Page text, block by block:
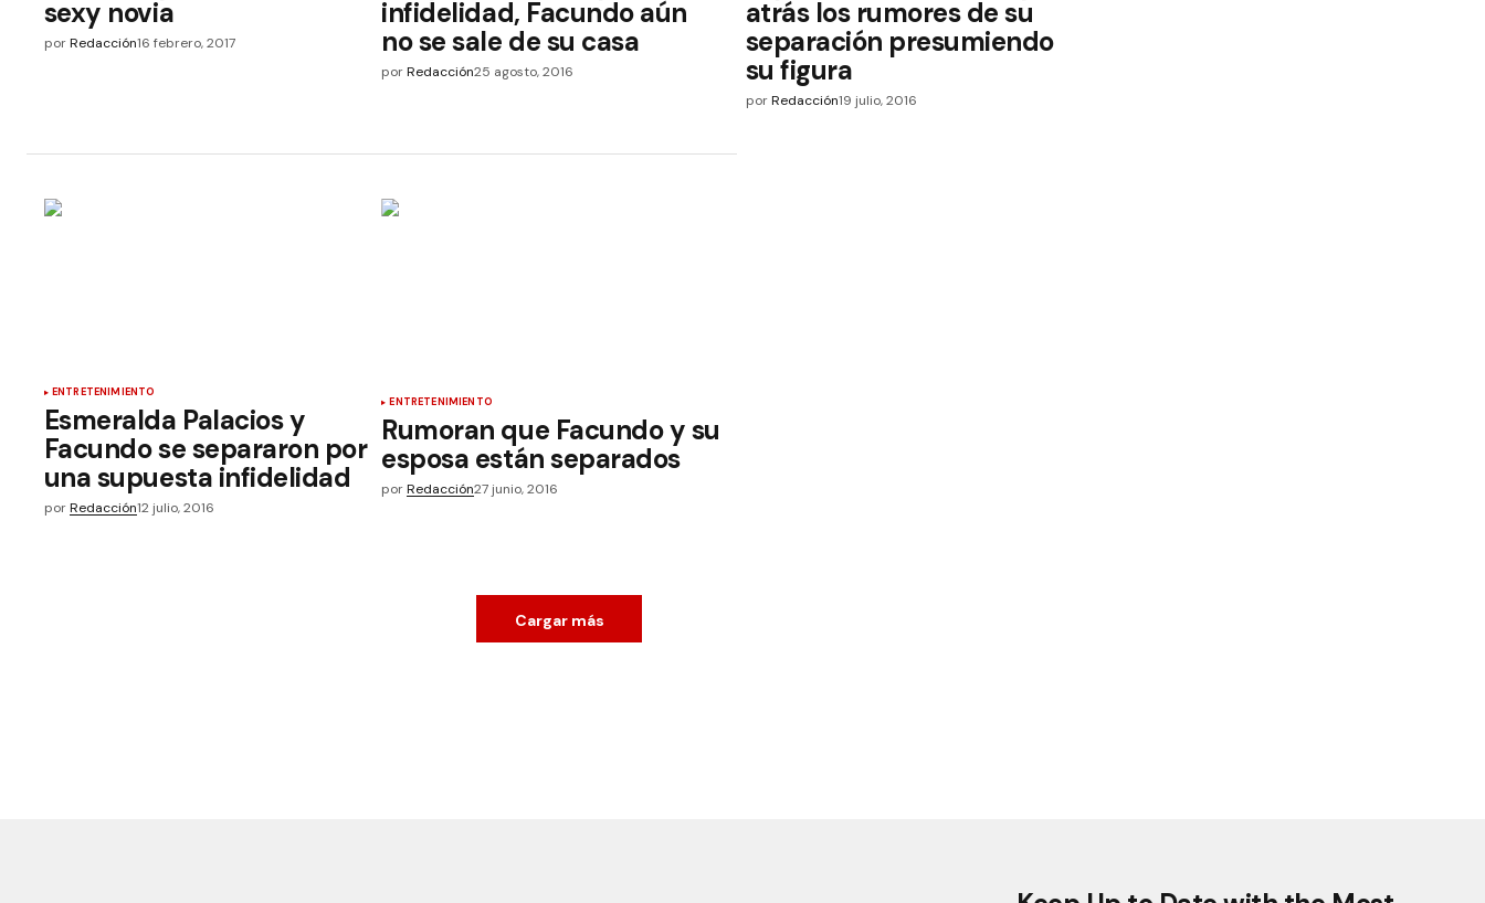
sexy novia
porRedacción16 febrero, 2017
infidelidad, Facundo aún
no se sale de su casa
por Redacción25 agosto, 2016
atrás los rumores de su
separación presumiendo
su figura
por Redacción19 julio, 2016
ENTRETENIMIENTO
Esmeralda Palacios y
Facundo se separaron por
una supuesta infidelidad
porRedacción12 julio, 2016
ENTRETENIMIENTO
Rumoran que Facundo y su
esposa están separados
por Redacción27 junio, 2016
Cargar más